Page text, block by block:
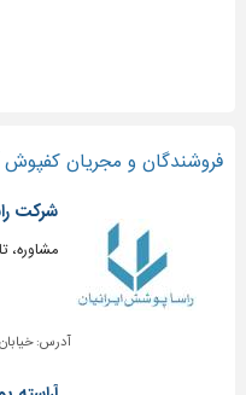
فروشندگان و مجریان کفپوش
شرکت
مشاوره،
آدرس: